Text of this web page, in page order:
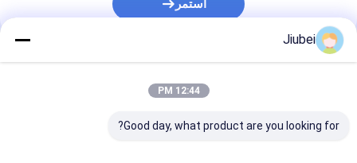
استمر
فئاتنا
Jiubei
12:44 PM
Good day, what product are you looking for?